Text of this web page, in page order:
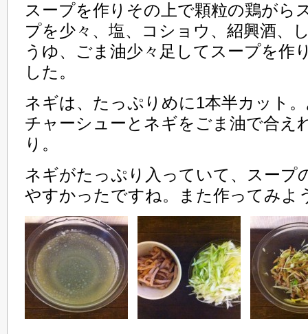
スープを作りその上で顆粒の鶏がら
プを少々、塩、コショウ、紹興酒、
うゆ、ごま油少々足してスープを作
した。
ネギは、たっぷりめに1本半カット
チャーシューとネギをごま油で合え
り。
ネギがたっぷり入っていて、スープ
やすかったですね。また作ってみよ